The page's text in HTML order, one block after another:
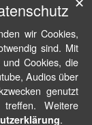
wir Cookies,
sind. Mit
Cookies, die
Audios über
genutzt
Weitere
.